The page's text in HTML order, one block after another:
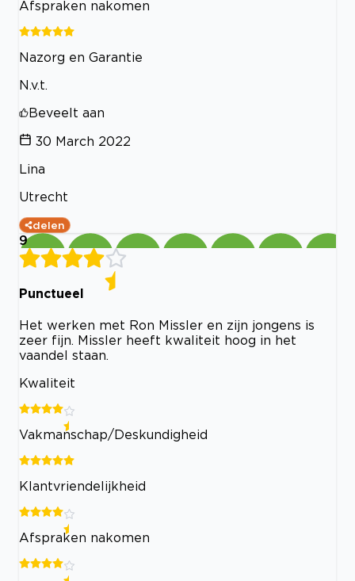
Afspraken nakomen
Nazorg en Garantie
N.v.t.
Beveelt aan
30 March 2022
Lina
Utrecht
delen
9
Punctueel
Het werken met Ron Missler en zijn jongens is
zeer fijn. Missler heeft kwaliteit hoog in het
vaandel staan.
Kwaliteit
Vakmanschap/Deskundigheid
Klantvriendelijkheid
Afspraken nakomen